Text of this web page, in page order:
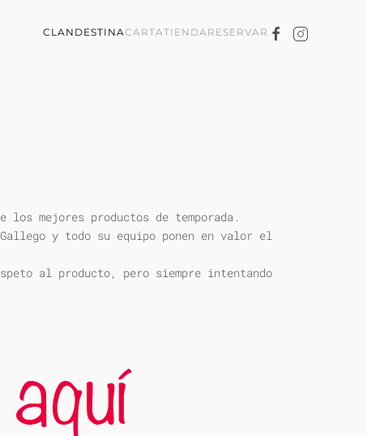
CLANDESTINACARTATIENDARESERVAR
los mejores productos de temporada.
y todo su equipo ponen en valor el
al producto, pero siempre intentando